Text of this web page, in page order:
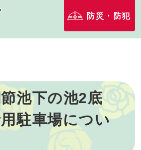
防災・防犯
池下の池2底
駐車場につい